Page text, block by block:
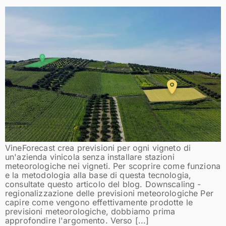
VineForecast crea previsioni per ogni vigneto di
un'azienda vinicola senza installare stazioni
meteorologiche nei vigneti. Per scoprire come funziona
e la metodologia alla base di questa tecnologia,
consultate questo articolo del blog. Downscaling -
regionalizzazione delle previsioni meteorologiche Per
capire come vengono effettivamente prodotte le
previsioni meteorologiche, dobbiamo prima
approfondire l'argomento. Verso [...]